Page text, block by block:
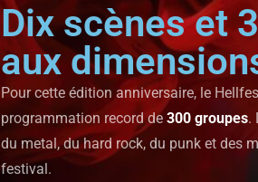
Dix scènes et
aux
Pour cette édition anniversaire, le
programmation record de 300 groupes.
du metal, du hard rock, du punk et des
festival.